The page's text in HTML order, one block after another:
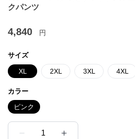
クパンツ
4,840 円
サイズ
XL 2XL 3XL 4XL
カラー
ピンク
1